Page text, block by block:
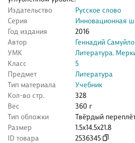
Издательство
Русское слово
Серия
Инновационная
Год издания
2016
Автор
Геннадий
УМК
Литература.
Класс
5
Предмет
Литература
Тип материала
Учебник
Кол-во стр.
328
Вес
360 г
Тип обложки
Твёрдый
Размер
1.5x14.5x21.8
ID товара
2536345